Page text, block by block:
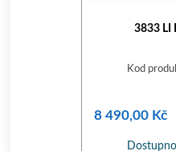
3833 LI
Kod
8 490,00 Kč